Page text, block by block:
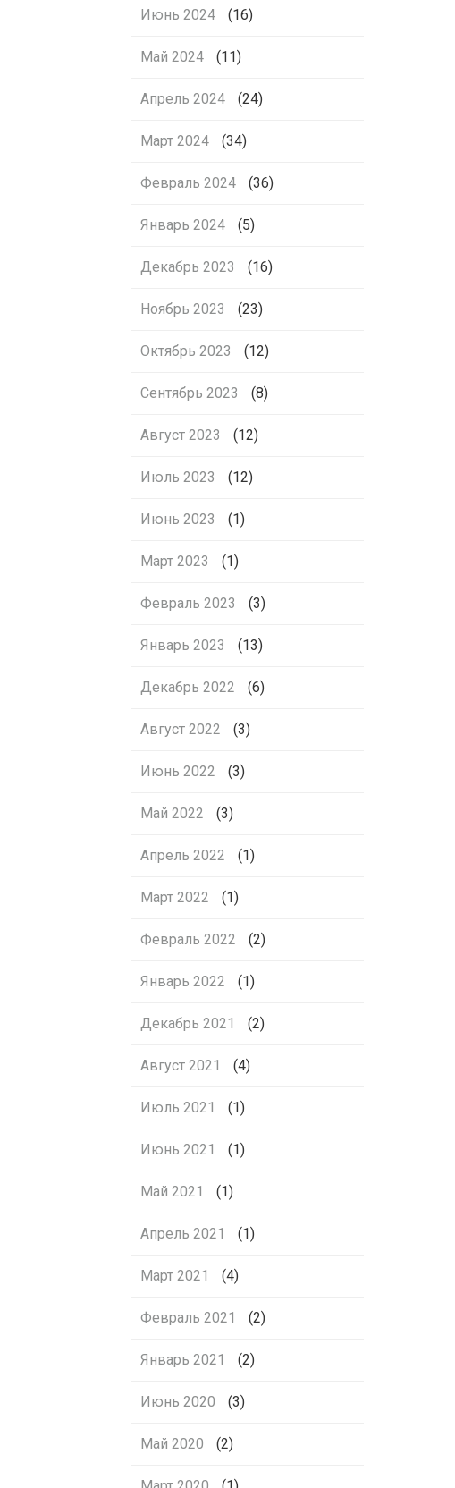
Июнь 2024 (16)
Май 2024 (11)
Апрель 2024 (24)
Март 2024 (34)
Февраль 2024 (36)
Январь 2024 (5)
Декабрь 2023 (16)
Ноябрь 2023 (23)
Октябрь 2023 (12)
Сентябрь 2023 (8)
Август 2023 (12)
Июль 2023 (12)
Июнь 2023 (1)
Март 2023 (1)
Февраль 2023 (3)
Январь 2023 (13)
Декабрь 2022 (6)
Август 2022 (3)
Июнь 2022 (3)
Май 2022 (3)
Апрель 2022 (1)
Март 2022 (1)
Февраль 2022 (2)
Январь 2022 (1)
Декабрь 2021 (2)
Август 2021 (4)
Июль 2021 (1)
Июнь 2021 (1)
Май 2021 (1)
Апрель 2021 (1)
Март 2021 (4)
Февраль 2021 (2)
Январь 2021 (2)
Июнь 2020 (3)
Май 2020 (2)